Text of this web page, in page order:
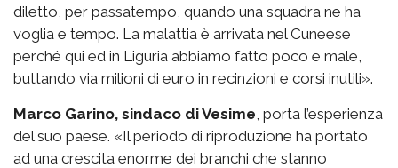
diletto, per passatempo, quando una squadra ne ha
voglia e tempo. La malattia è arrivata nel Cuneese
perché qui ed in Liguria abbiamo fatto poco e male,
buttando via milioni di euro in recinzioni e corsi inutili».
Marco Garino, sindaco di Vesime , porta l’esperienza
del suo paese. «Il periodo di riproduzione ha portato
ad una crescita enorme dei branchi che stanno